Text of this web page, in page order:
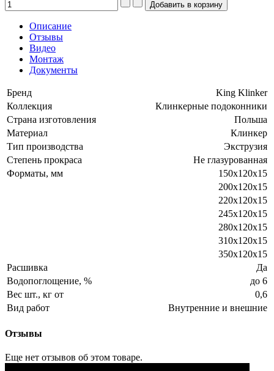
Описание
Отзывы
Видео
Монтаж
Документы
Бренд
King Klinker
Коллекция
Клинкерные подоконники
Страна изготовления
Польша
Материал
Клинкер
Тип производства
Экструзия
Степень прокраса
Не глазурованная
Форматы, мм
150х120х15
200х120х15
220х120х15
245х120х15
280х120х15
310х120х15
350х120х15
Расшивка
Да
Водопоглощение, %
до 6
Вес шт., кг от
0,6
Вид работ
Внутренние и внешние
Отзывы
Еще нет отзывов об этом товаре.